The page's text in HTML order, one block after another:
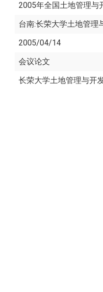
2005年全国土地管理与
台南:长荣大学土地管理
2005/04/14
会议论文
长荣大学土地管理与开